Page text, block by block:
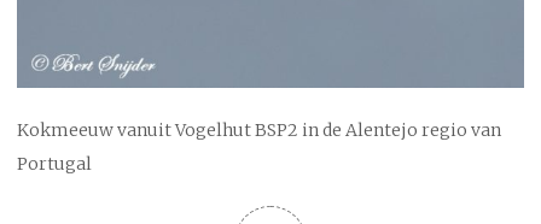
Kokmeeuw vanuit Vogelhut BSP2 in de Alentejo regio van
Portugal